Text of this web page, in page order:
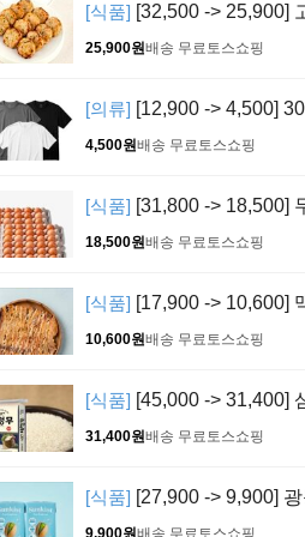
[식품] [32,500 -> 25,900]
25,900원배송 무료 토스쇼핑
[의류] [12,900 -> 4,500]
4,500원배송 무료 토스쇼핑
[식품] [31,800 -> 18,500]
18,500원배송 무료 토스쇼핑
[식품] [17,900 -> 10,600]
10,600원배송 무료 토스쇼핑
[식품] [45,000 -> 31,400]
31,400원배송 무료 토스쇼핑
[식품] [27,900 -> 9,900]
9,900원배송 무료 토스쇼핑